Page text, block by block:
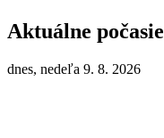
Aktuálne počasie
dnes, nedeľa 9. 8. 2026